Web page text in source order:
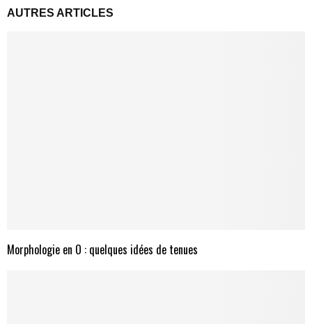
AUTRES ARTICLES
Morphologie en O : quelques idées de tenues